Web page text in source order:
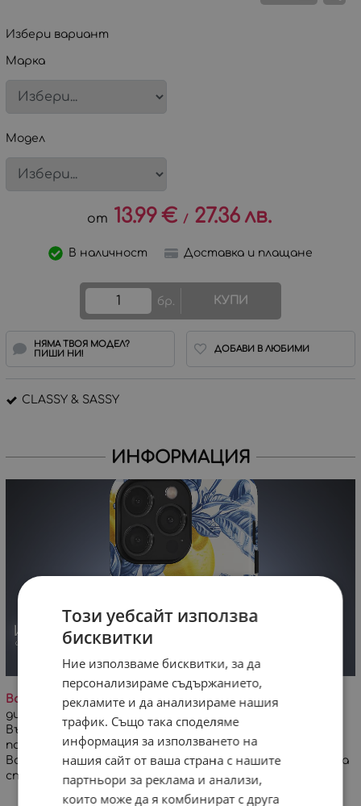
Избери вариант
Марка
Модел
13.99€ / 27.36 лв.
В наличност Доставка и плащане
бр. КУПИ
НЯМА ТВОЯ МОДЕЛ?
ПИШИ НИ!
ДОБАВИ В ЛЮБИМИ
CLASSY & SASSY
ИНФОРМАЦИЯ
Важно!
На заглавната снимка е визуализиран
дигитален проект на дизайна върху кейс за iPhone.
Възможна е минимална разлика в цветовете и
позиционирането на дизайна!
Всеки кейс се изработва специално за Вашата поръчка
спрямо избран модел телефон.
Този уебсайт използва
бисквитки
Ние използваме бисквитки, за да
персонализираме съдържанието,
рекламите и да анализираме нашия
трафик. Също така споделяме
информация за използването на
нашия сайт от ваша страна с нашите
партньори за реклама и анализи,
които може да я комбинират с друга